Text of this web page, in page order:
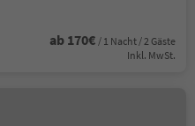
ab 170€ / 1 Nacht / 2 Gäste
Inkl. MwSt.